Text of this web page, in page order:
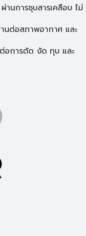
นการชุบสารเคลือบ ไม่
นต่อสภาพอากาศ และ
อการตัด งัด ทุบ และ